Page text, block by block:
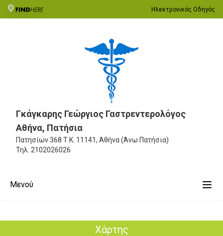
Ηλεκτρονικός Οδηγός
Γκάγκαρης Γεώργιος Γαστρεντερολόγος
Αθήνα, Πατήσια
Πατησίων 368 Τ.Κ. 11141, Αθήνα (Άνω Πατήσια)
Τηλ. 2102026026
Μενού
Χάρτης